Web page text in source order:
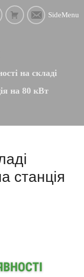
SideMenu
на складі
на 80 кВт
станція